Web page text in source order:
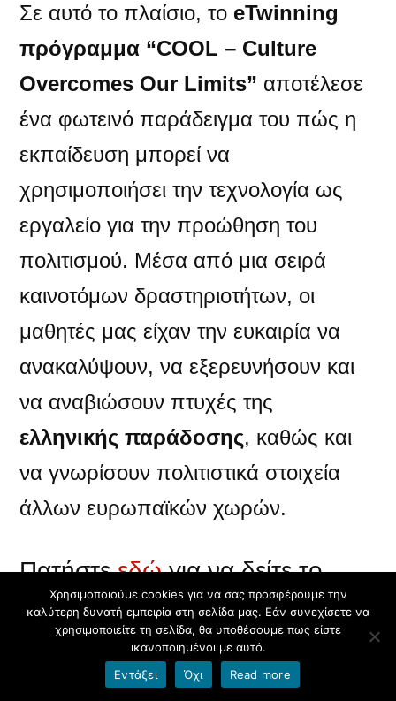
Σε αυτό το πλαίσιο, το eTwinning
πρόγραμμα “COOL – Culture
Overcomes Our Limits” αποτέλεσε
ένα φωτεινό παράδειγμα του πώς η
εκπαίδευση μπορεί να
χρησιμοποιήσει την τεχνολογία ως
εργαλείο για την προώθηση του
πολιτισμού. Μέσα από μια σειρά
καινοτόμων δραστηριοτήτων, οι
μαθητές μας είχαν την ευκαιρία να
ανακαλύψουν, να εξερευνήσουν και
να αναβιώσουν πτυχές της
ελληνικής παράδοσης, καθώς και
να γνωρίσουν πολιτιστικά στοιχεία
άλλων ευρωπαϊκών χωρών.
Πατήστεεδώγια να δείτε το
περιεχόμενο του
προγράμματος.
Χρησιμοποιούμε cookies για να σας προσφέρουμε την
καλύτερη δυνατή εμπειρία στη σελίδα μας. Εάν συνεχίσετε να
χρησιμοποιείτε τη σελίδα, θα υποθέσουμε πως είστε
ικανοποιημένοι με αυτό.
Εντάξει
Όχι Read more